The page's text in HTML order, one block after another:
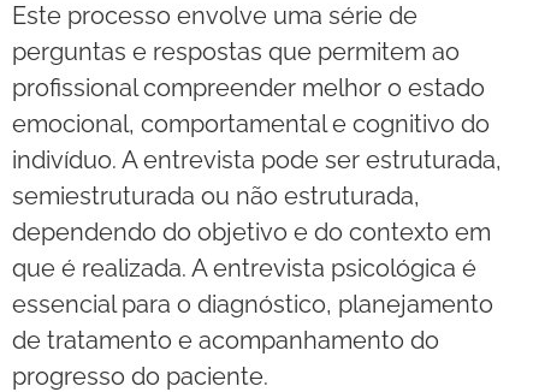
Este processo envolve uma série de
perguntas e respostas que permitem ao
profissional compreender melhor o estado
emocional, comportamental e cognitivo do
indivíduo. A entrevista pode ser estruturada,
semiestruturada ou não estruturada,
dependendo do objetivo e do contexto em
que é realizada. A entrevista psicológica é
essencial para o diagnóstico, planejamento
de tratamento e acompanhamento do
progresso do paciente.